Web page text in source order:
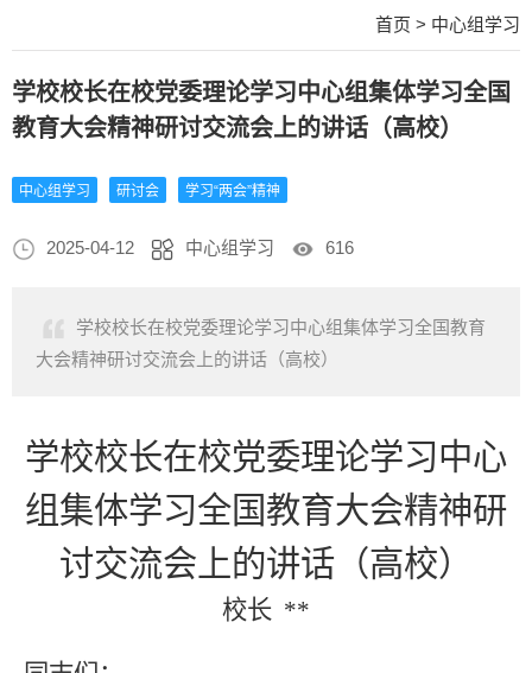
首页 > 中心组学习
学校校长在校党委理论学习中心组集体学习全国
教育大会精神研讨交流会上的讲话（高校）
中心组学习 研讨会 学习“两会”精神
2025-04-12 中心组学习 616
学校校长在校党委理论学习中心组集体学习全国教育
大会精神研讨交流会上的讲话（高校）
学校校长在校党委理论学习中心
组集体学习全国教育大会精神研
讨交流会上的讲话（高校）
校长 **